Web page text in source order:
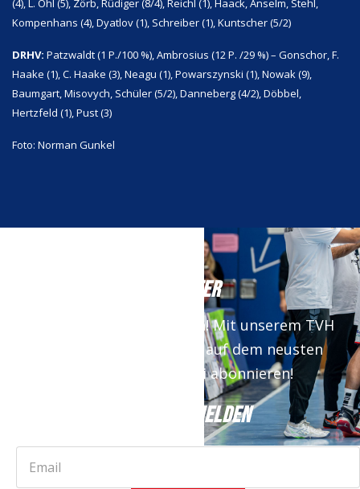
(4), L. Ohl (5), Zörb, Rüdiger (8/4), Reichl (1), Haack, Anselm, Stehl,
Kompenhans (4), Dyatlov (1), Schreiber (1), Kuntscher (5/2)
DRHV: Patzwaldt (1 P./100 %), Ambrosius (12 P. /29 %) – Gonschor, F.
Haake (1), C. Haake (3), Neagu (1), Powarszynski (1), Nowak (9),
Baumgart, Misovych, Schüler (5/2), Danneberg (4/2), Döbbel,
Hertzfeld (1), Pust (3)
Foto: Norman Gunkel
NEWSLETTER
Keine News mehr verpassen! Mit unserem TVH
Newsletter bist du immer auf dem neusten
Stand. Jetzt kostenfrei abonnieren!
JETZT ANMELDEN